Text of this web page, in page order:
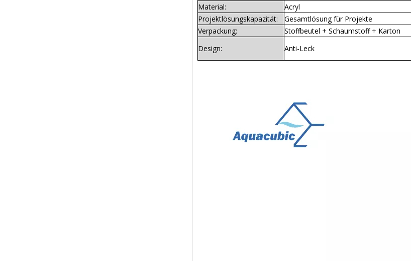
Material: Acryl
Projektlösungskapazität:
Gesamtlösung für Projekte
Verpackung:
Stoffbeutel + Schaumstoff + Karton
Design:
Anti-Leck